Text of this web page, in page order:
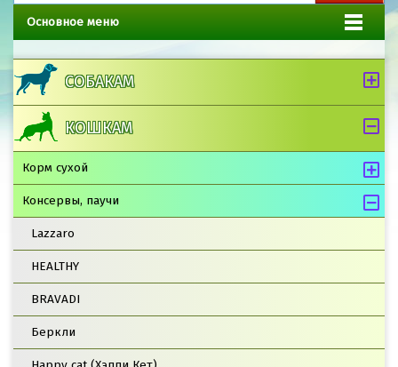
Основное меню
СОБАКАМ
КОШКАМ
Корм сухой
Консервы, паучи
Lazzaro
HEALTHY
BRAVADI
Беркли